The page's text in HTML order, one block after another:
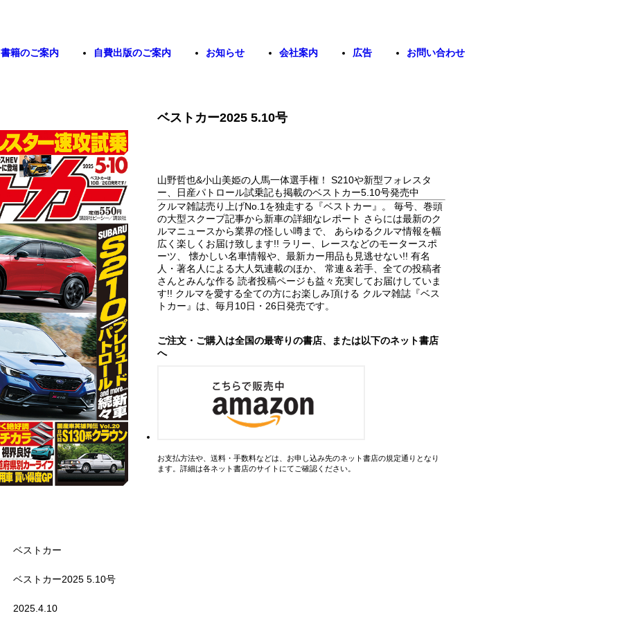
書籍のご案内 自費出版のご案内 お知らせ 会社案内 広告 お問い合わせ
ベストカー2025 5.10号
山野哲也&小山美姫の人馬一体選手権！ S210や新型フォレスタ
ー、日産パトロール試乗記も掲載のベストカー5.10号発売中
クルマ雑誌売り上げNo.1を独走する『ベストカー』。 毎号、巻頭
の大型スクープ記事から新車の詳細なレポート さらには最新のク
ルマニュースから業界の怪しい噂まで、 あらゆるクルマ情報を幅
広く楽しくお届け致します!! ラリー、レースなどのモータースポ
ーツ、 懐かしい名車情報や、最新カー用品も見逃せない!! 有名
人・著名人による大人気連載のほか、 常連＆若手、全ての投稿者
さんとみんな作る 読者投稿ページも益々充実してお届けしていま
す!! クルマを愛する全ての方にお楽しみ頂ける クルマ雑誌『ベス
トカー』は、毎月10日・26日発売です。
ご注文・ご購入は全国の最寄りの書店、または以下のネット書店
へ
お支払方法や、送料・手数料などは、お申し込み先のネット書店の規定通りとなり
ます。詳細は各ネット書店のサイトにてご確認ください。
ベストカー
ベストカー2025 5.10号
2025.4.10